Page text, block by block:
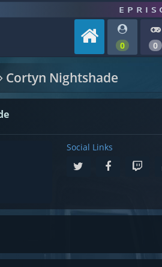
0 0
Cortyn Nightshade
Social Links